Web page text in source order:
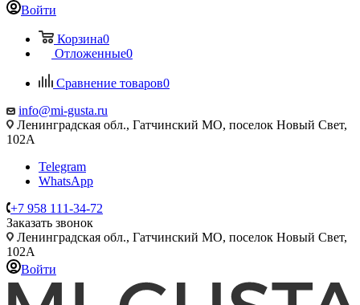
Войти
Корзина0
Отложенные0
Сравнение товаров0
info@mi-gusta.ru
Ленинградская обл., Гатчинский МО, поселок Новый Свет,
102А
Telegram
WhatsApp
+7 958 111-34-72
Заказать звонок
Ленинградская обл., Гатчинский МО, поселок Новый Свет,
102А
Войти